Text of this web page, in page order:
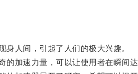
人间，引起了人们的极大兴趣。
加速力量，可以让使用者在瞬间达